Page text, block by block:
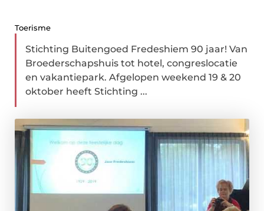
Toerisme
Stichting Buitengoed Fredeshiem 90 jaar! Van
Broederschapshuis tot hotel, congreslocatie
en vakantiepark. Afgelopen weekend 19 & 20
oktober heeft Stichting ...